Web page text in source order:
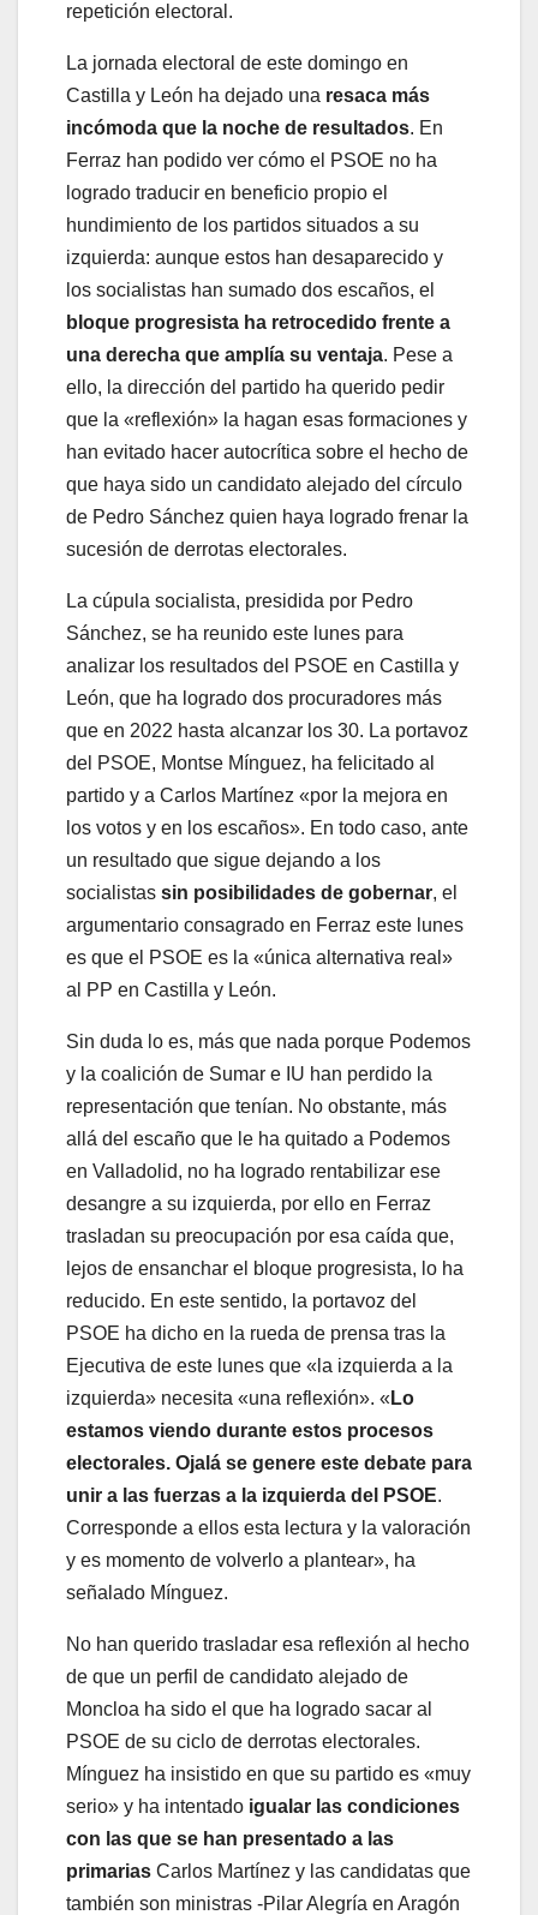
repetición electoral.
La jornada electoral de este domingo en
Castilla y León ha dejado una resaca más
incómoda que la noche de resultados. En
Ferraz han podido ver cómo el PSOE no ha
logrado traducir en beneficio propio el
hundimiento de los partidos situados a su
izquierda: aunque estos han desaparecido y
los socialistas han sumado dos escaños, el
bloque progresista ha retrocedido frente a
una derecha que amplía su ventaja. Pese a
ello, la dirección del partido ha querido pedir
que la «reflexión» la hagan esas formaciones y
han evitado hacer autocrítica sobre el hecho de
que haya sido un candidato alejado del círculo
de Pedro Sánchez quien haya logrado frenar la
sucesión de derrotas electorales.
La cúpula socialista, presidida por Pedro
Sánchez, se ha reunido este lunes para
analizar los resultados del PSOE en Castilla y
León, que ha logrado dos procuradores más
que en 2022 hasta alcanzar los 30. La portavoz
del PSOE, Montse Mínguez, ha felicitado al
partido y a Carlos Martínez «por la mejora en
los votos y en los escaños». En todo caso, ante
un resultado que sigue dejando a los
socialistas sin posibilidades de gobernar, el
argumentario consagrado en Ferraz este lunes
es que el PSOE es la «única alternativa real»
al PP en Castilla y León.
Sin duda lo es, más que nada porque Podemos
y la coalición de Sumar e IU han perdido la
representación que tenían. No obstante, más
allá del escaño que le ha quitado a Podemos
en Valladolid, no ha logrado rentabilizar ese
desangre a su izquierda, por ello en Ferraz
trasladan su preocupación por esa caída que,
lejos de ensanchar el bloque progresista, lo ha
reducido. En este sentido, la portavoz del
PSOE ha dicho en la rueda de prensa tras la
Ejecutiva de este lunes que «la izquierda a la
izquierda» necesita «una reflexión». « Lo
estamos viendo durante estos procesos
electorales. Ojalá se genere este debate para
unir a las fuerzas a la izquierda del PSOE.
Corresponde a ellos esta lectura y la valoración
y es momento de volverlo a plantear», ha
señalado Mínguez.
No han querido trasladar esa reflexión al hecho
de que un perfil de candidato alejado de
Moncloa ha sido el que ha logrado sacar al
PSOE de su ciclo de derrotas electorales.
Mínguez ha insistido en que su partido es «muy
serio» y ha intentado igualar las condiciones
con las que se han presentado a las
primarias Carlos Martínez y las candidatas que
también son ministras -Pilar Alegría en Aragón